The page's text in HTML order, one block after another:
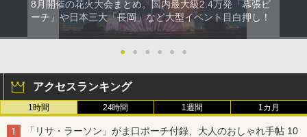
8月開催の花火大会まとめ。国内最大級2.4万発「幕張ビ
ーチ」や日本三大「長岡」など大型イベント目白押し！
● ● ● ● ● ●
アクセスランキング
1時間 24時間 1週間 1カ月
「リサ・ラーソン」がま口ポーチ付録、大人のおしゃれ手帖 10